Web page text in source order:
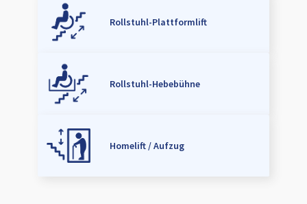
Rollstuhl-Plattformlift
Rollstuhl-Hebebühne
Homelift / Aufzug